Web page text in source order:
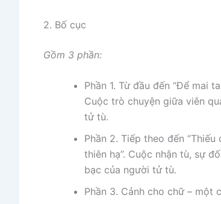
2. Bố cục
Gồm 3 phần:
Phần 1. Từ đầu đến “Để mai
Cuộc trò chuyện giữa viên
tử tù.
Phần 2. Tiếp theo đến
thiên hạ”. Cuộc nhận tù, sự
bạc của người tử tù.
Phần 3. Cảnh cho chữ – một